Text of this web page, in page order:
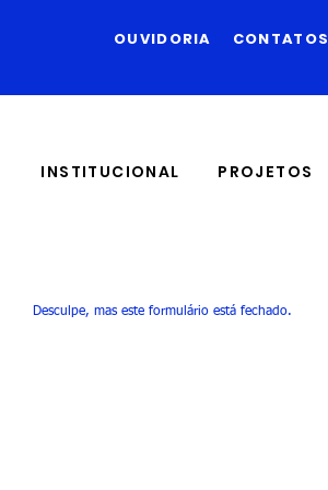
OUVIDORIA CONTATOS
INSTITUCIONAL PROJETOS
Desculpe, mas este formulário está fechado.